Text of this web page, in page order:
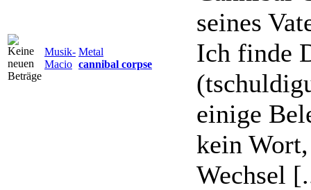
Musik-
Macio
Metal
cannibal corpse
seines
Ich finde
einige
kein
Wechsel